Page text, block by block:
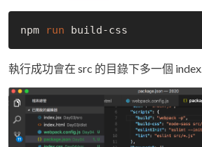
npm run build-css
執行成功會在 src 的目錄下多一個